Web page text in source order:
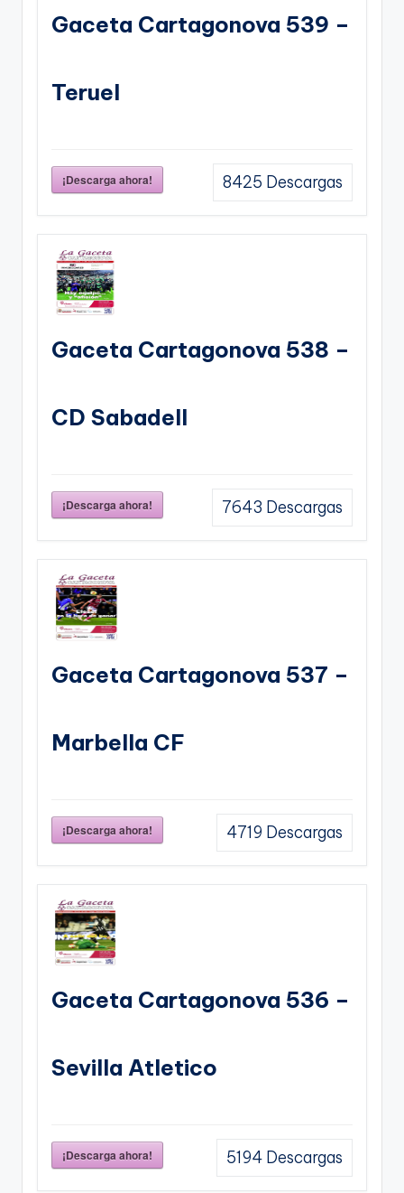
Gaceta Cartagonova 539 –
Teruel
¡Descarga ahora! 8425 Descargas
Gaceta Cartagonova 538 –
CD Sabadell
¡Descarga ahora! 7643 Descargas
Gaceta Cartagonova 537 –
Marbella CF
¡Descarga ahora! 4719 Descargas
Gaceta Cartagonova 536 –
Sevilla Atletico
¡Descarga ahora! 5194 Descargas